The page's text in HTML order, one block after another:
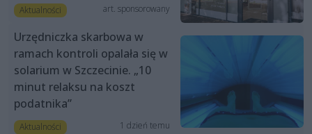
Aktualności art. sponsorowany
Urzędniczka skarbowa w
ramach kontroli opalała się w
solarium w Szczecinie. „10
minut relaksu na koszt
podatnika”
Aktualności 1 dzień temu